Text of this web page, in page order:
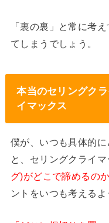
「裏の裏」と常に考
てしまうでしょう。
本当のセリングク
イマックス
僕が、いつも具体的
と、セリングクライマ
グ)がどこで諦めるのか
ントをいつも考えるよ